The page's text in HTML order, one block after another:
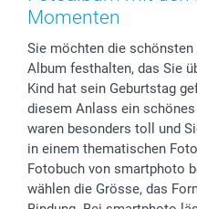
Foto-Kalender & Agenden
Geschenk-Gutscheine (PDF)
Impressum
Partnerprogramme
Investor Relations
B2B smartbusiness
Widerrufsrecht
Vatertag
Hochzeit
Geburtstag
Geburt
Zu allen Anlässen
Lieferfristen
Zahlungsmöglichkeiten
Anmelden /Registrieren
Sitemap
Status der Bestellung
smartfriends
smartgarantie
smartbonus
Momenten
Sie möchten die
Album festhalten, das Sie
Kind hat sein Geburtstag
diesem Anlass ein
waren besonders toll und
in einem thematischen
Fotobuch von smartphoto
wählen die Grösse, das